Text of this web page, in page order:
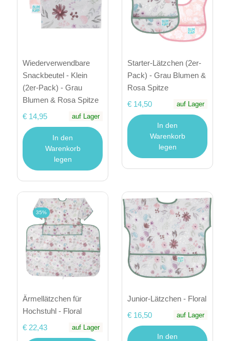
Wiederverwendbare
Snackbeutel - Klein
(2er-Pack) - Grau
Blumen & Rosa Spitze
€ 14,95
auf Lager
In den
Warenkorb
legen
Starter-Lätzchen (2er-
Pack) - Grau Blumen &
Rosa Spitze
€ 14,50
auf Lager
In den
Warenkorb
legen
35%
Ärmellätzchen für
Hochstuhl - Floral
€ 22,43
auf Lager
Junior-Lätzchen - Floral
€ 16,50
auf Lager
In den